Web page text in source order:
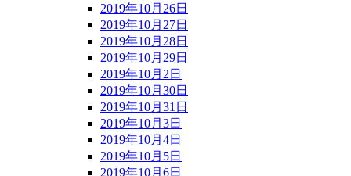
2019年10月26日
2019年10月27日
2019年10月28日
2019年10月29日
2019年10月2日
2019年10月30日
2019年10月31日
2019年10月3日
2019年10月4日
2019年10月5日
2019年10月6日